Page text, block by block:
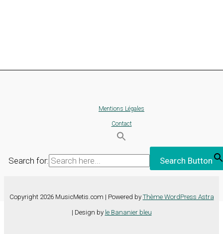
Mentions Légales
Contact
Search for: Search Button
Copyright 2026 MusicMetis.com | Powered by Thème WordPress Astra
| Design by le Bananier bleu